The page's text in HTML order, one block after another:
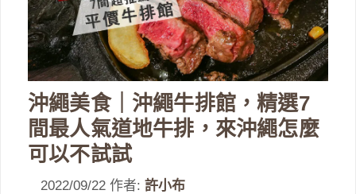
沖繩美食｜沖繩牛排館，精選7
間最人氣道地牛排，來沖繩怎麼
可以不試試
2022/09/22 作者: 許小布